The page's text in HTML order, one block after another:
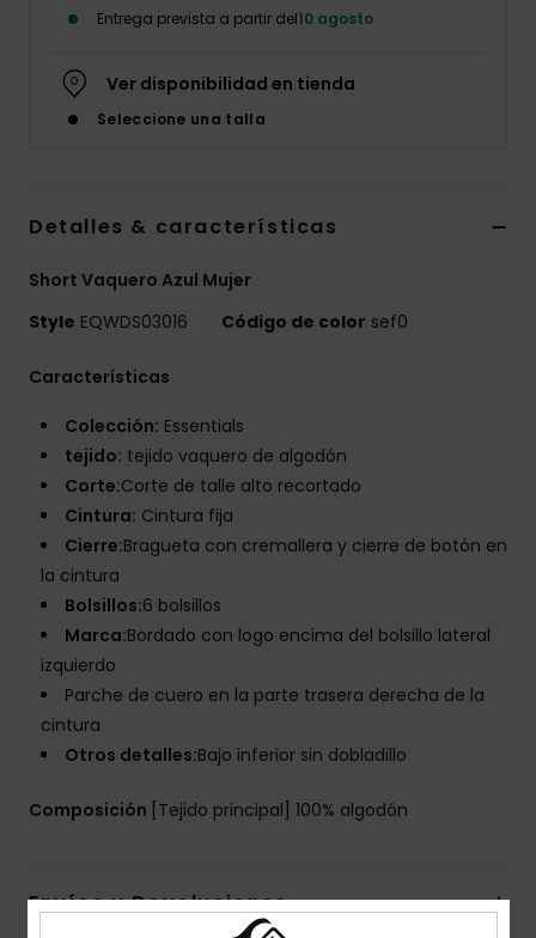
Entrega prevista a partir del10 agosto
Ver disponibilidad en tienda
Seleccione una talla
Detalles & características
Short Vaquero Azul Mujer
Style EQWDS03016 Código de color sef0
Características
Colección: Essentials
tejido: tejido vaquero de algodón
Corte:Corte de talle alto recortado
Cintura: Cintura fija
Cierre:Bragueta con cremallera y cierre de botón en
la cintura
Bolsillos:6 bolsillos
Marca:Bordado con logo encima del bolsillo lateral
izquierdo
Parche de cuero en la parte trasera derecha de la
cintura
Otros detalles:Bajo inferior sin dobladillo
Composición [Tejido principal] 100% algodón
Envíos y Devoluciones